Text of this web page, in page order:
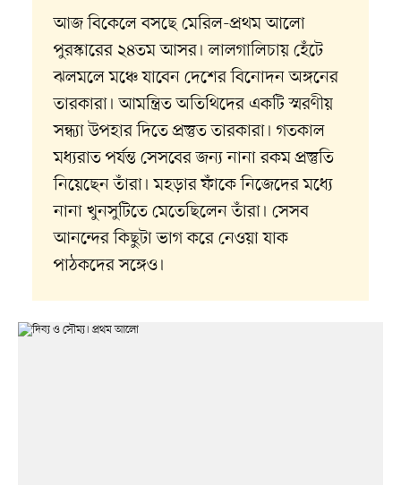
আজ বিকেলে বসছে মেরিল-প্রথম আলো
পুরস্কারের ২৪তম আসর। লালগালিচায় হেঁটে
ঝলমলে মঞ্চে যাবেন দেশের বিনোদন অঙ্গনের
তারকারা। আমন্ত্রিত অতিথিদের একটি স্মরণীয়
সন্ধ্যা উপহার দিতে প্রস্তুত তারকারা। গতকাল
মধ্যরাত পর্যন্ত সেসবের জন্য নানা রকম প্রস্তুতি
নিয়েছেন তাঁরা। মহড়ার ফাঁকে নিজেদের মধ্যে
নানা খুনসুটিতে মেতেছিলেন তাঁরা। সেসব
আনন্দের কিছুটা ভাগ করে নেওয়া যাক
পাঠকদের সঙ্গেও।